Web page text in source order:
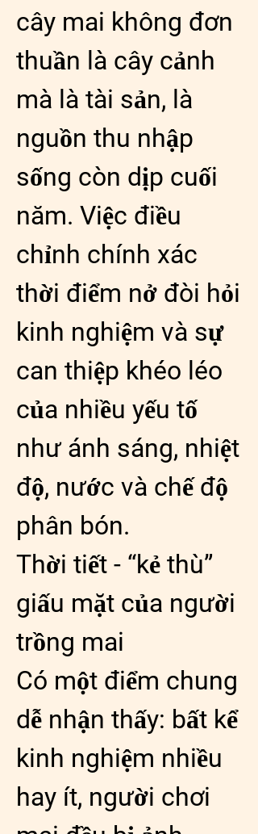
cây mai không đơn
thuần là cây cảnh
mà là tài sản, là
nguồn thu nhập
sống còn dịp cuối
năm. Việc điều
chỉnh chính xác
thời điểm nở đòi hỏi
kinh nghiệm và sự
can thiệp khéo léo
của nhiều yếu tố
như ánh sáng, nhiệt
độ, nước và chế độ
phân bón.
Thời tiết - “kẻ thù”
giấu mặt của người
trồng mai
Có một điểm chung
dễ nhận thấy: bất kể
kinh nghiệm nhiều
hay ít, người chơi